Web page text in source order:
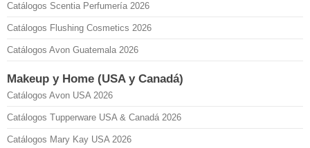
Catálogos Scentia Perfumería 2026
Catálogos Flushing Cosmetics 2026
Catálogos Avon Guatemala 2026
Makeup y Home (USA y Canadá)
Catálogos Avon USA 2026
Catálogos Tupperware USA & Canadá 2026
Catálogos Mary Kay USA 2026